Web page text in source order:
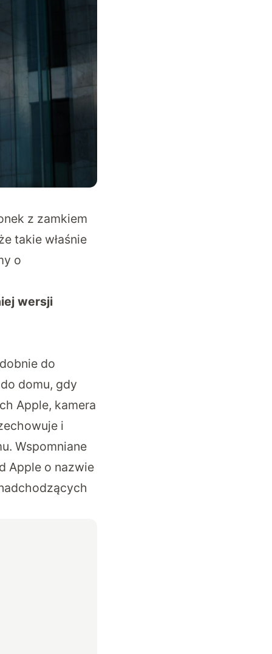
z zamkiem
takie właśnie
o
wersji
do
domu, gdy
Apple, kamera
i
Wspomniane
Apple o nazwie